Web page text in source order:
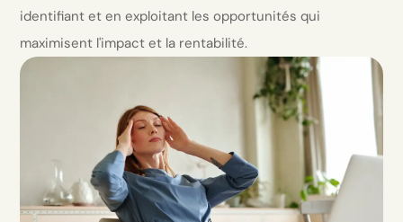
identifiant et en exploitant les opportunités qui
maximisent l'impact et la rentabilité.